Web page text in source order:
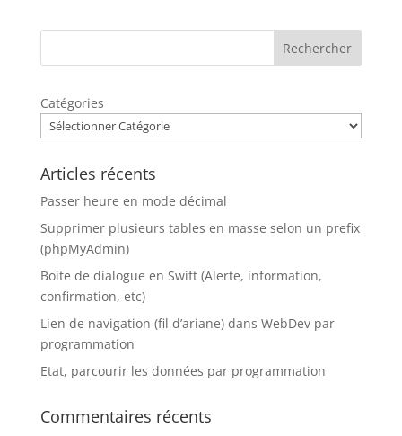
Catégories
Articles récents
Passer heure en mode décimal
Supprimer plusieurs tables en masse selon un prefix
(phpMyAdmin)
Boite de dialogue en Swift (Alerte, information,
confirmation, etc)
Lien de navigation (fil d’ariane) dans WebDev par
programmation
Etat, parcourir les données par programmation
Commentaires récents